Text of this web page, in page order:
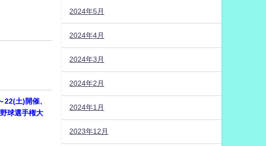
22(土)開催、
球選手権大
2024年5月
2024年4月
2024年3月
2024年2月
2024年1月
2023年12月